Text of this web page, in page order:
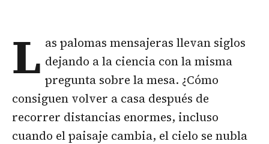
L aspalomas mensajeras llevan siglos
dejando a la ciencia con la misma
pregunta sobre la mesa. ¿Cómo
consiguen volver a casa después de
recorrer distancias enormes, incluso
cuando el paisaje cambia, el cielo se nubla